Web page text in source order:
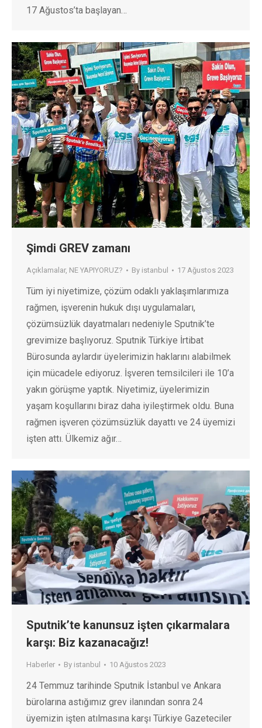
17 Ağustos’ta başlayan…
Şimdi GREV zamanı
Açıklamalar, NE YAPIYORUZ? By istanbul 17 Ağustos 2023
Tüm iyi niyetimize, çözüm odaklı yaklaşımlarımıza
rağmen, işverenin hukuk dışı uygulamaları,
çözümsüzlük dayatmaları nedeniyle Sputnik’te
grevimize başlıyoruz. Sputnik Türkiye İrtibat
Bürosunda aylardır üyelerimizin haklarını alabilmek
için mücadele ediyoruz. İşveren temsilcileri ile 10’a
yakın görüşme yaptık. Niyetimiz, üyelerimizin
yaşam koşullarını biraz daha iyileştirmek oldu. Buna
rağmen işveren çözümsüzlük dayattı ve 24 üyemizi
işten attı. Ülkemiz ağır…
Sputnik’te kanunsuz işten çıkarmalara
karşı: Biz kazanacağız!
Haberler By istanbul 10 Ağustos 2023
24 Temmuz tarihinde Sputnik İstanbul ve Ankara
bürolarına astığımız grev ilanından sonra 24
üyemizin işten atılmasına karşı Türkiye Gazeteciler